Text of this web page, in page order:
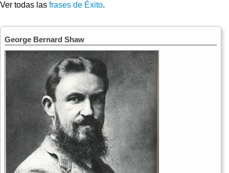
Ver todas las frases de Éxito.
George Bernard Shaw